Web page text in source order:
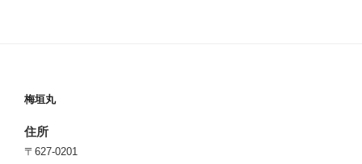
梅垣丸
住所
〒627-0201